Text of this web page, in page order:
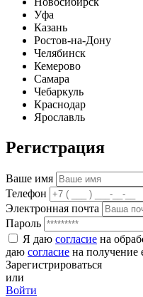
Уфа
Казань
Ростов-на-Дону
Челябинск
Кемерово
Самара
Чебаркуль
Краснодар
Ярославль
Регистрация
Ваше имя
Телефон
Электронная почта
Пароль
Я даю согласие на
даю согласие на получение
Зарегистрироваться
или
Войти